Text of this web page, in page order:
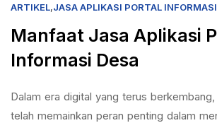
ARTIKEL,JASA APLIKASI PORTAL
Manfaat Jasa Aplikasi
Informasi Desa
Dalam era digital yang terus
telah memainkan peran penting dalam